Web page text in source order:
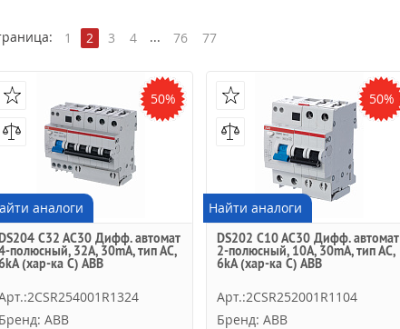
1 2 3 4 ... 76 77
50%
аналоги
C32 AC30 Дифф. автомат
полюсный, 32A, 30mA, тип АC,
(хар-ка C) ABB
Бренд: ABB
50%
Найти аналоги
DS202 C10 AC30 Дифф. автомат
2-полюсный, 10A, 30mA, тип АC,
6kA (хар-ка C) ABB
Арт.:2CSR252001R1104
Бренд: ABB